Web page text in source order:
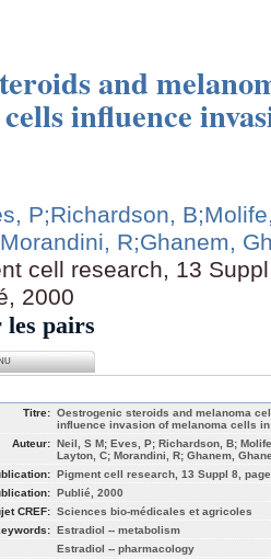
and
influence
P;Richardson, B
R;Ghanem,
cell research, 13
2000
pairs
Titre: Oestrogenic steroids and melanoma
influence invasion of melanoma cells
Auteur: Neil, S M; Eves, P; Richardson, B;
Layton, C; Morandini, R; Ghanem,
Pigment cell research, 13 Suppl 8, page
Publié, 2000
CREF: Sciences bio-médicales et agricoles
Estradiol -- metabolism
Estradiol -- pharmacology